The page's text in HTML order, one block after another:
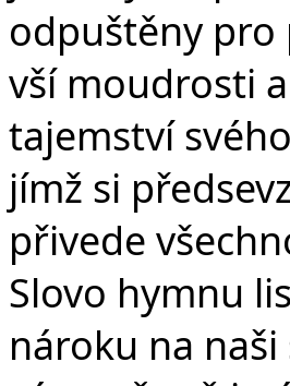
odpuštěny
vší moudrosti
tajemství
jímž si
přivede
Slovo hymnu
nároku na